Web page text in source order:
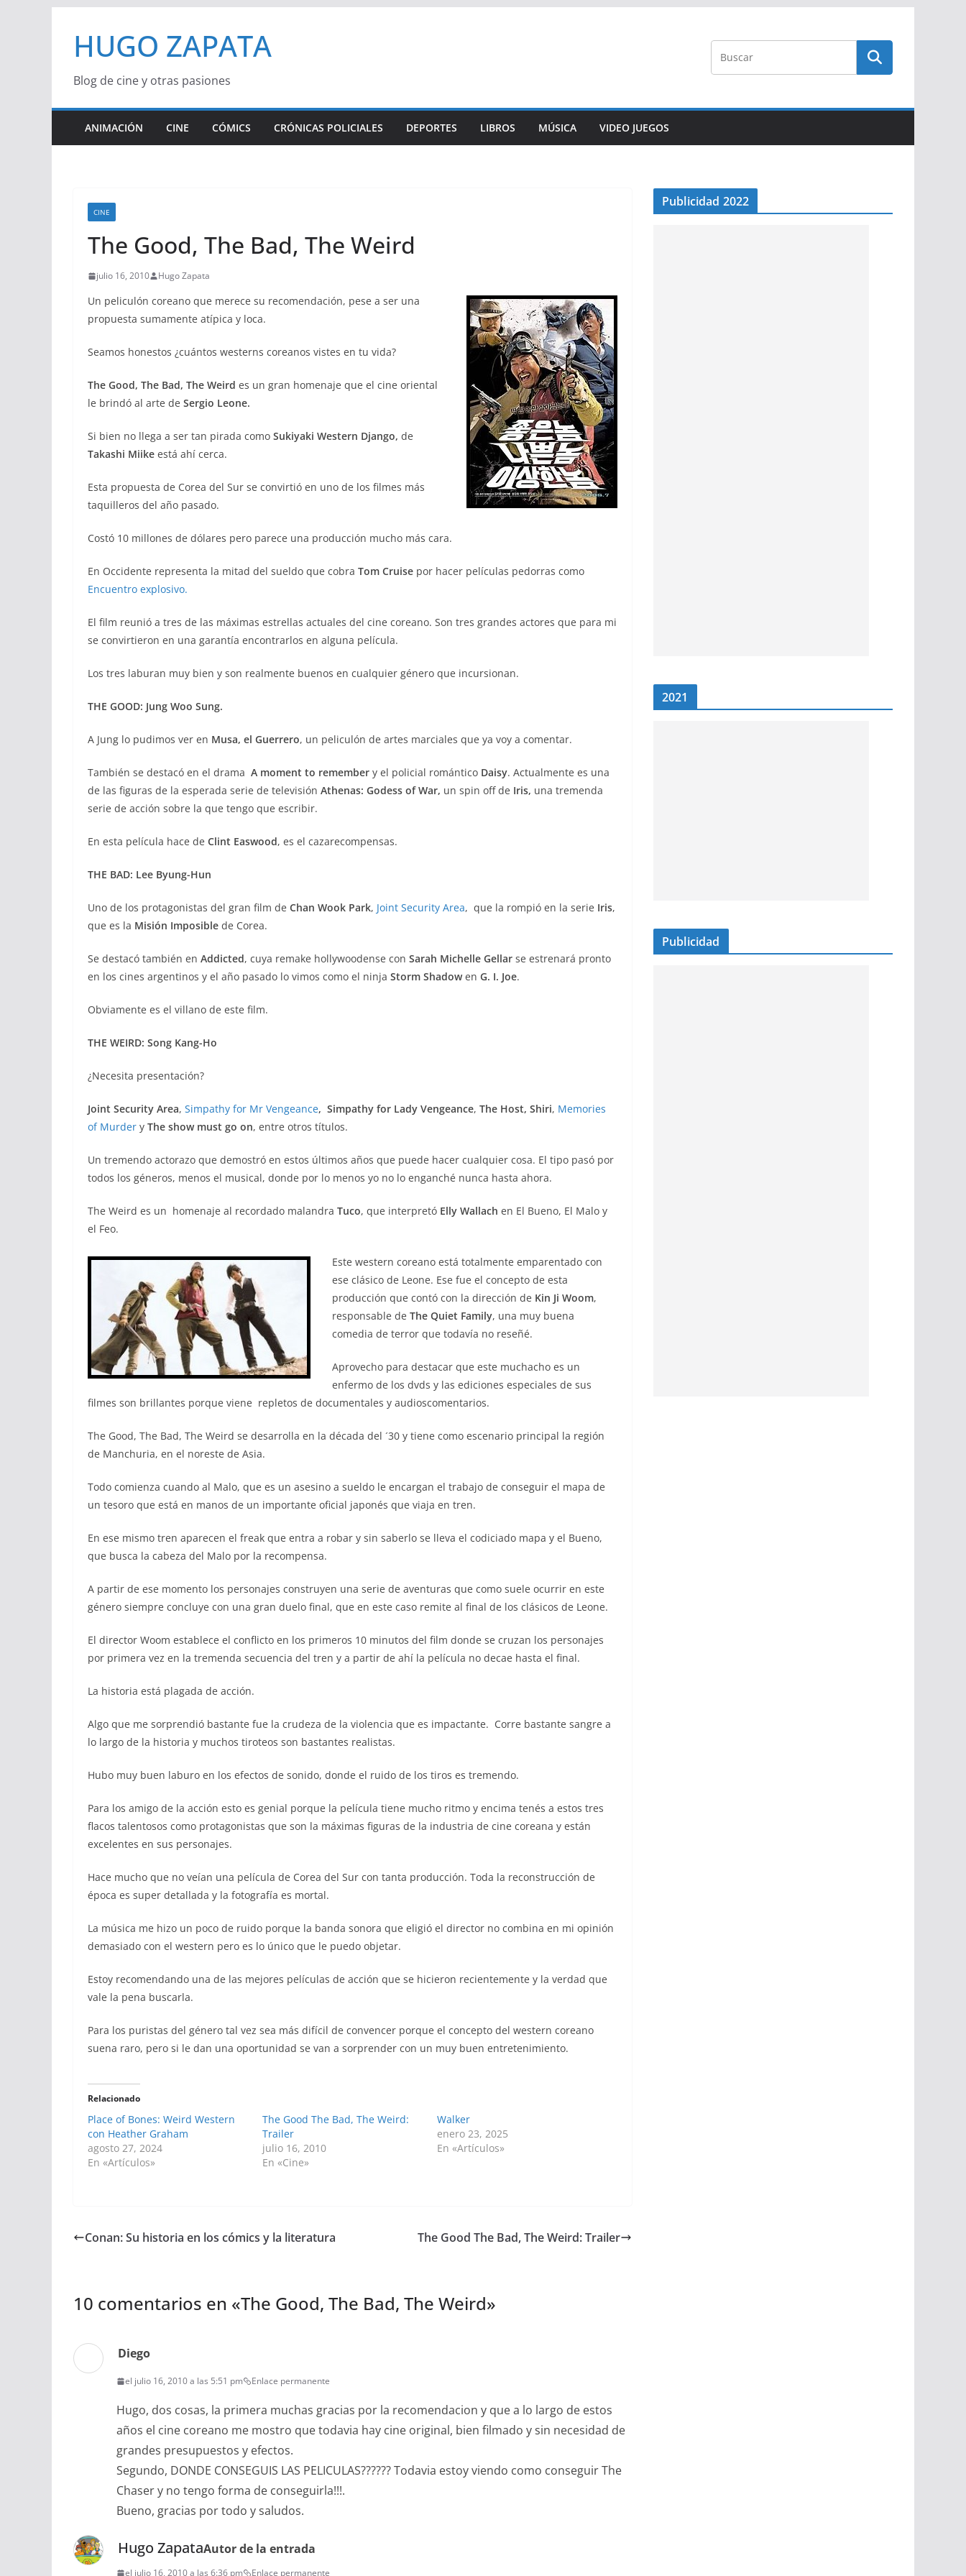
contenido
HUGO ZAPATA
Blog de cine y otras pasiones
ANIMACIÓN CINE CÓMICS CRÓNICAS POLICIALES DEPORTES LIBROS MÚSICA VIDEO JUEGOS
CINE
The Good, The Bad, The Weird
julio 16, 2010 Hugo Zapata
Un peliculón coreano que merece su recomendación, pese a ser una
propuesta sumamente atípica y loca.
Seamos honestos ¿cuántos westerns coreanos vistes en tu vida?
The Good, The Bad, The Weird es un gran homenaje que el cine oriental
le brindó al arte de Sergio Leone.
Si bien no llega a ser tan pirada como Sukiyaki Western Django, de
Takashi Miike está ahí cerca.
Esta propuesta de Corea del Sur se convirtió en uno de los filmes más
taquilleros del año pasado.
Costó 10 millones de dólares pero parece una producción mucho más cara.
En Occidente representa la mitad del sueldo que cobra Tom Cruise por hacer películas pedorras como
Encuentro explosivo.
El film reunió a tres de las máximas estrellas actuales del cine coreano. Son tres grandes actores que para mi
se convirtieron en una garantía encontrarlos en alguna película.
Los tres laburan muy bien y son realmente buenos en cualquier género que incursionan.
THE GOOD: Jung Woo Sung.
A Jung lo pudimos ver en Musa, el Guerrero, un peliculón de artes marciales que ya voy a comentar.
También se destacó en el drama A moment to remember y el policial romántico Daisy. Actualmente es una
de las figuras de la esperada serie de televisión Athenas: Godess of War, un spin off de Iris, una tremenda
serie de acción sobre la que tengo que escribir.
En esta película hace de Clint Easwood, es el cazarecompensas.
THE BAD: Lee Byung-Hun
Uno de los protagonistas del gran film de Chan Wook Park, Joint Security Area, que la rompió en la serie Iris,
que es la Misión Imposible de Corea.
Se destacó también en Addicted, cuya remake hollywoodense con Sarah Michelle Gellar se estrenará pronto
en los cines argentinos y el año pasado lo vimos como el ninja Storm Shadowen G. I. Joe.
Obviamente es el villano de este film.
THE WEIRD: Song Kang-Ho
¿Necesita presentación?
Joint Security Area, Simpathy for Mr Vengeance, Simpathy for Lady Vengeance, The Host, Shiri, Memories
of Murder y The show must go on, entre otros títulos.
Un tremendo actorazo que demostró en estos últimos años que puede hacer cualquier cosa. El tipo pasó por
todos los géneros, menos el musical, donde por lo menos yo no lo enganché nunca hasta ahora.
The Weird es un homenaje al recordado malandra Tuco, que interpretó Elly Wallach en El Bueno, El Malo y
el Feo.
Este western coreano está totalmente emparentado con
ese clásico de Leone. Ese fue el concepto de esta
producción que contó con la dirección de Kin Ji Woom,
responsable de The Quiet Family, una muy buena
comedia de terror que todavía no reseñé.
Aprovecho para destacar que este muchacho es un
enfermo de los dvds y las ediciones especiales de sus
filmes son brillantes porque viene repletos de documentales y audioscomentarios.
The Good, The Bad, The Weird se desarrolla en la década del ´30 y tiene como escenario principal la región
de Manchuria, en el noreste de Asia.
Todo comienza cuando al Malo, que es un asesino a sueldo le encargan el trabajo de conseguir el mapa de
un tesoro que está en manos de un importante oficial japonés que viaja en tren.
En ese mismo tren aparecen el freak que entra a robar y sin saberlo se lleva el codiciado mapa y el Bueno,
que busca la cabeza del Malo por la recompensa.
A partir de ese momento los personajes construyen una serie de aventuras que como suele ocurrir en este
género siempre concluye con una gran duelo final, que en este caso remite al final de los clásicos de Leone.
El director Woom establece el conflicto en los primeros 10 minutos del film donde se cruzan los personajes
por primera vez en la tremenda secuencia del tren y a partir de ahí la película no decae hasta el final.
La historia está plagada de acción.
Algo que me sorprendió bastante fue la crudeza de la violencia que es impactante. Corre bastante sangre a
lo largo de la historia y muchos tiroteos son bastantes realistas.
Hubo muy buen laburo en los efectos de sonido, donde el ruido de los tiros es tremendo.
Para los amigo de la acción esto es genial porque la película tiene mucho ritmo y encima tenés a estos tres
flacos talentosos como protagonistas que son la máximas figuras de la industria de cine coreana y están
excelentes en sus personajes.
Hace mucho que no veían una película de Corea del Sur con tanta producción. Toda la reconstrucción de
época es super detallada y la fotografía es mortal.
La música me hizo un poco de ruido porque la banda sonora que eligió el director no combina en mi opinión
demasiado con el western pero es lo único que le puedo objetar.
Estoy recomendando una de las mejores películas de acción que se hicieron recientemente y la verdad que
vale la pena buscarla.
Para los puristas del género tal vez sea más difícil de convencer porque el concepto del western coreano
suena raro, pero si le dan una oportunidad se van a sorprender con un muy buen entretenimiento.
Relacionado
Place of Bones: Weird Western
con Heather Graham
agosto 27, 2024
En «Artículos»
The Good The Bad, The Weird:
Trailer
julio 16, 2010
En «Cine»
Walker
enero 23, 2025
En «Artículos»
Conan: Su historia en los cómics y la literatura The Good The Bad, The Weird: Trailer
10 comentarios en «The Good, The Bad, The Weird»
Diego
el julio 16, 2010 a las 5:51 pm Enlace permanente
Hugo, dos cosas, la primera muchas gracias por la recomendacion y que a lo largo de estos
años el cine coreano me mostro que todavia hay cine original, bien filmado y sin necesidad de
grandes presupuestos y efectos.
Segundo, DONDE CONSEGUIS LAS PELICULAS?????? Todavia estoy viendo como conseguir The
Chaser y no tengo forma de conseguirla!!!.
Bueno, gracias por todo y saludos.
Hugo ZapataAutor de la entrada
el julio 16, 2010 a las 6:36 pm Enlace permanente
Publicidad 2022
2021
Publicidad